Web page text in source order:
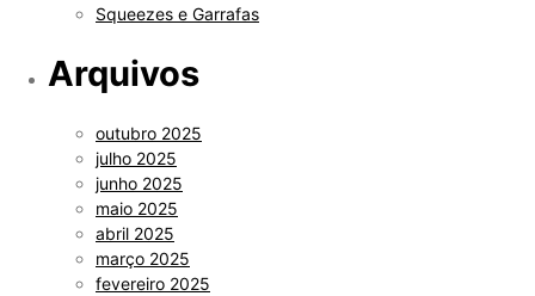
Squeezes e Garrafas
Arquivos
outubro 2025
julho 2025
junho 2025
maio 2025
abril 2025
março 2025
fevereiro 2025